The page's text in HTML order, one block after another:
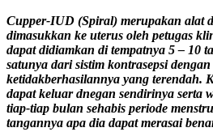
Cupper-IUD (Spiral) merupakan alat
dimasukkan ke uterus oleh petugas
dapat didiamkan di tempatnya 5 – 10
satunya dari sistim kontrasepsi
ketidakberhasilannya yang terendah.
dapat keluar dnegan sendirinya serta
tiap-tiap bulan sehabis periode
tangannya apa dia dapat merasai